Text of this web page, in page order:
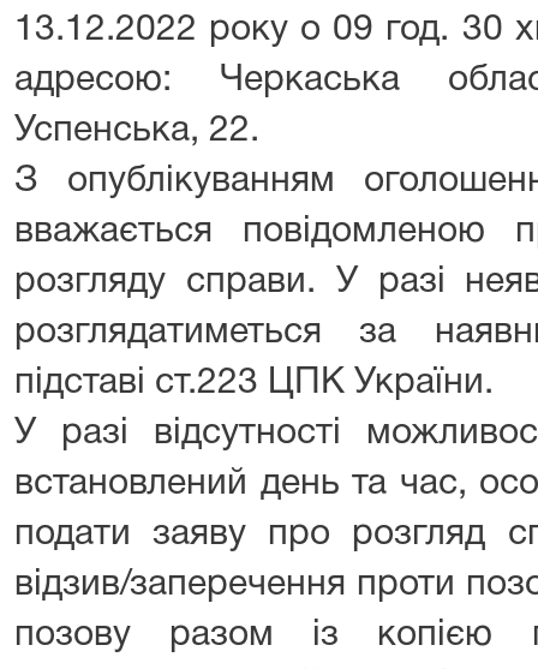
13.12.2022 року о 09 год. 30
адресою: Черкаська
Успенська, 22.
З опублікуванням
вважається повідомленою
розгляду справи. У разі
розглядатиметься за
підставі ст.223 ЦПК України.
У разі відсутності
встановлений день та час,
подати заяву про розгляд
відзив/заперечення проти
позову разом із копією